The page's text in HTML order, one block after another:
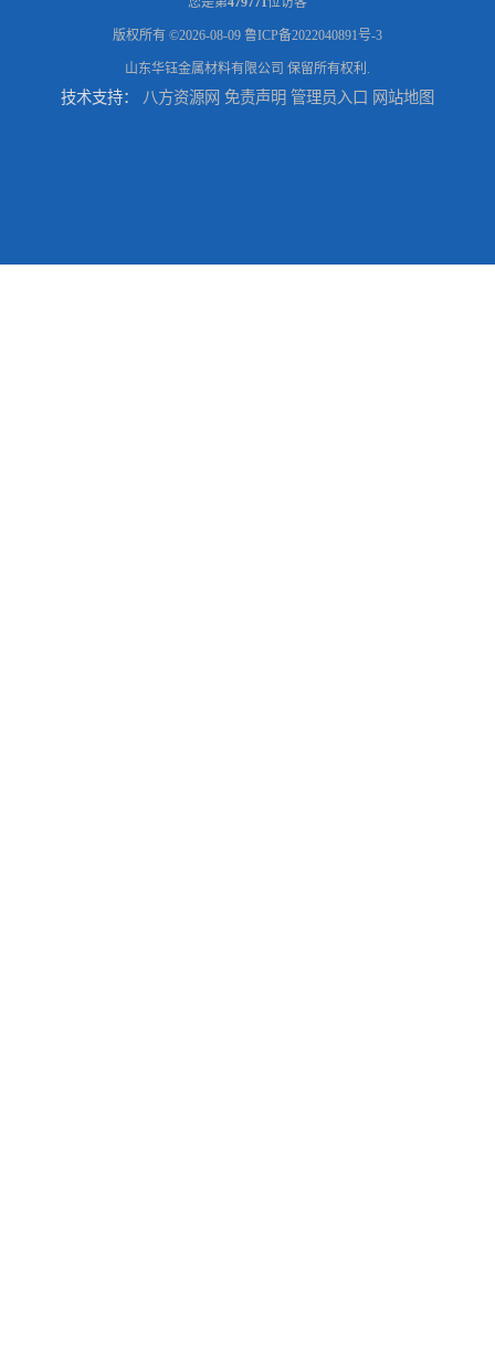
版权所有 ©2026-08-09 鲁ICP备2022040891号-3
山东华钰金属材料有限公司 保留所有权利.
技术支持： 八方资源网 免责声明 管理员入口 网站地图